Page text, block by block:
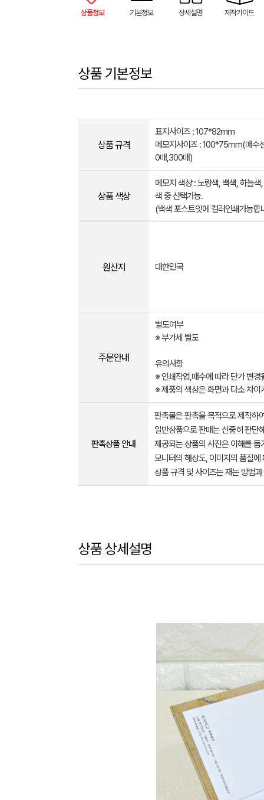
상품정보 기본정보 상세설명 제작가이드
상품 기본정보
상품 규격
표지사이즈 : 107*82mm
메모지사이즈 : 100*75mm(매수
0매,300매)
상품 색상
메모지 색상 : 노랑색, 백색, 하늘색
색 중 선택가능.
(백색 포스트잇에 컬러인쇄가능합
원산지 대한민국
주문안내
별도여부
※ 부가세 별도
유의사항
※ 인쇄작업,매수에 따라 단가 변경
※ 제품의 색상은 화면과 다소 차이
판촉상품 안내
판촉물은 판촉을 목적으로 제작하
일반상품으로 판매는 신중히 판단
제공되는 상품의 사진은 이해를
모니터의 해상도, 이미지의 품질
상품 규격 및 사이즈는 재는 방법
상품 상세설명